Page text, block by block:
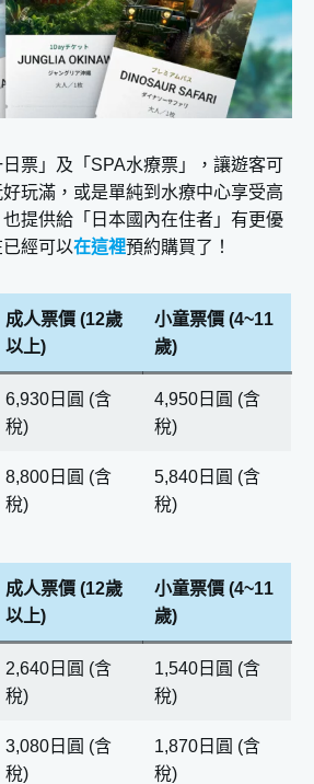
票」及「SPA水療票」，讓遊客可
玩滿，或是單純到水療中心享受高
提供給「日本國內在住者」有更優
經可以在這裡預約購買了！
成人票價 (12歲
以上)
小童票價 (4~11
歲)
6,930日圓 (含
稅)
4,950日圓 (含
稅)
8,800日圓 (含
稅)
5,840日圓 (含
稅)
成人票價 (12歲
以上)
小童票價 (4~11
歲)
2,640日圓 (含
稅)
1,540日圓 (含
稅)
3,080日圓 (含
稅)
1,870日圓 (含
稅)